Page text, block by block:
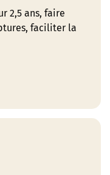
2,5 ans, faire
faciliter la